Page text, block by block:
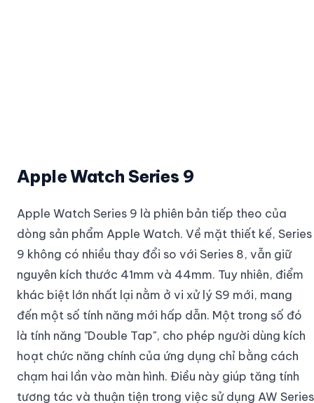
Apple Watch Series 9
Apple Watch Series 9 là phiên bản tiếp theo của
dòng sản phẩm Apple Watch. Về mặt thiết kế, Series
9 không có nhiều thay đổi so với Series 8, vẫn giữ
nguyên kích thước 41mm và 44mm. Tuy nhiên, điểm
khác biệt lớn nhất lại nằm ở vi xử lý S9 mới, mang
đến một số tính năng mới hấp dẫn. Một trong số đó
là tính năng "Double Tap", cho phép người dùng kích
hoạt chức năng chính của ứng dụng chỉ bằng cách
chạm hai lần vào màn hình. Điều này giúp tăng tính
tương tác và thuận tiện trong việc sử dụng AW Series